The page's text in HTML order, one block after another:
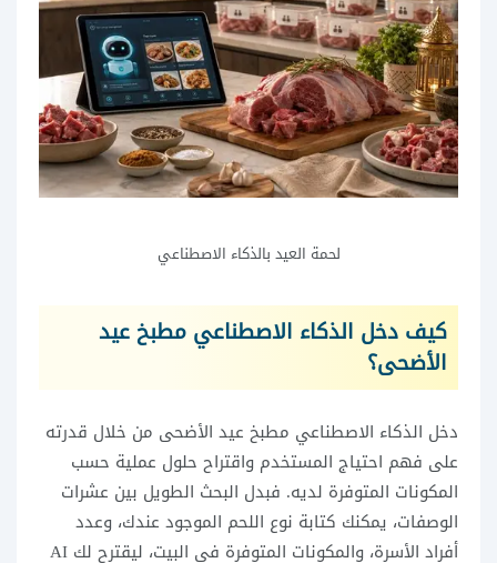
لحمة العيد بالذكاء الاصطناعي
كيف دخل الذكاء الاصطناعي مطبخ عيد
الأضحى؟
دخل الذكاء الاصطناعي مطبخ عيد الأضحى من خلال قدرته
على فهم احتياج المستخدم واقتراح حلول عملية حسب
المكونات المتوفرة لديه. فبدل البحث الطويل بين عشرات
الوصفات، يمكنك كتابة نوع اللحم الموجود عندك، وعدد
أفراد الأسرة، والمكونات المتوفرة في البيت، ليقترح لك AI